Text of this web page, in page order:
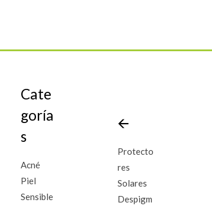
Cate
goría
s
Acné
Piel
Sensible
🡨
Protecto
res
Solares
Despigm